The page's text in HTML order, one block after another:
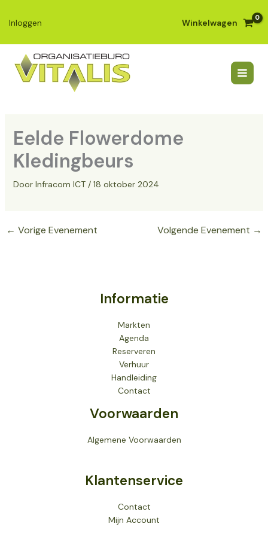
naar
inhoud
Inloggen Winkelwagen
Eelde Flowerdome
Kledingbeurs
Door Infracom ICT / 18 oktober 2024
← Vorige Evenement Volgende Evenement →
Informatie
Markten
Agenda
Reserveren
Verhuur
Handleiding
Contact
Voorwaarden
Algemene Voorwaarden
Klantenservice
Contact
Mijn Account